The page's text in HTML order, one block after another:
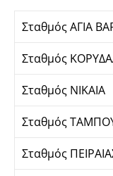
Σταθμός ΑΓΙΑ
Σταθμός
Σταθμός ΝΙΚΑΙΑ
Σταθμός
Σταθμός